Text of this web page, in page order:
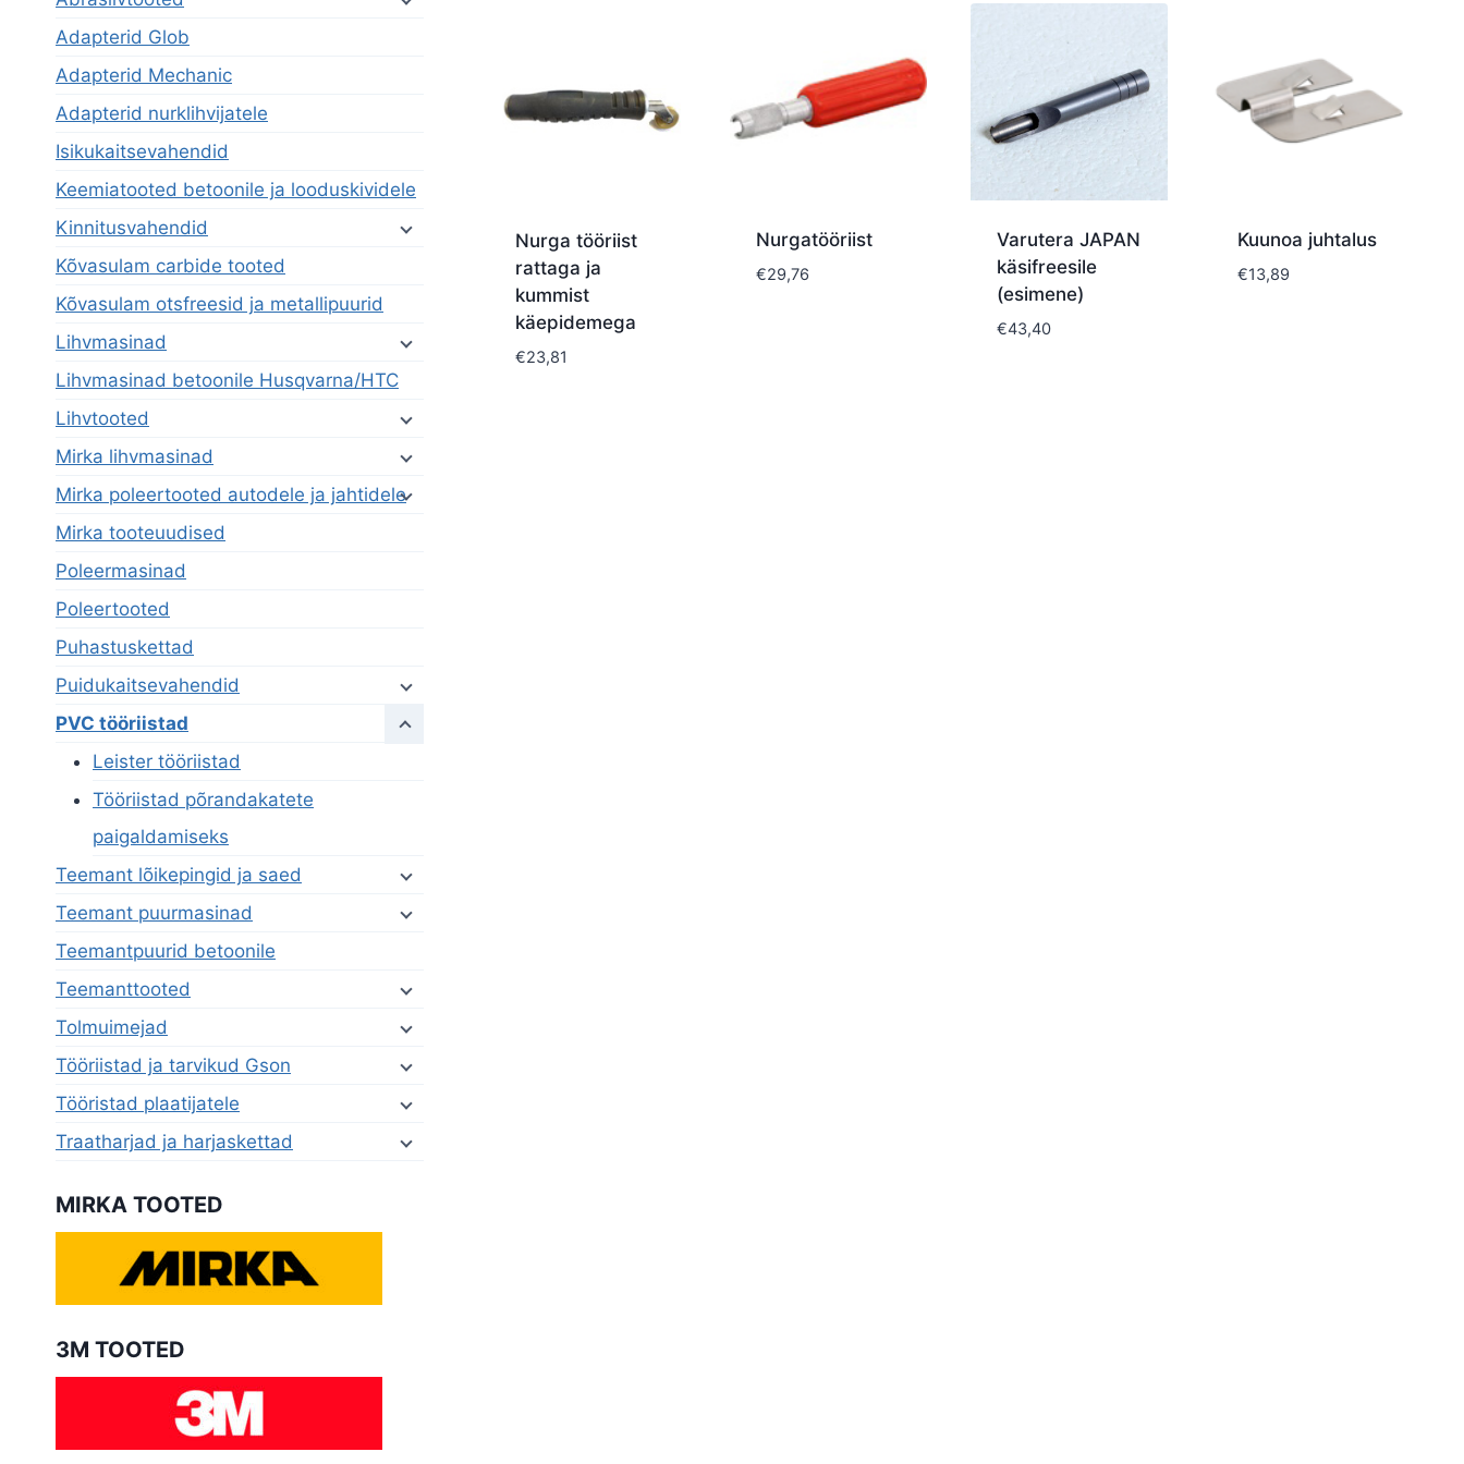
Nurga tööriist
rattaga ja
kummist
käepidemega
€23,81
Nurgatööriist
€29,76
Varutera JAPAN
käsifreesile
(esimene)
€43,40
Kuunoa juhtalus
€13,89
Adapterid Glob
Adapterid Mechanic
Adapterid nurklihvijatele
Isikukaitsevahendid
Keemiatooted betoonile ja looduskividele
Kinnitusvahendid
Kõvasulam carbide tooted
Kõvasulam otsfreesid ja metallipuurid
Lihvmasinad
Lihvmasinad betoonile Husqvarna/HTC
Lihvtooted
Mirka lihvmasinad
Mirka poleertooted autodele ja jahtidele
Mirka tooteuudised
Poleermasinad
Poleertooted
Puhastuskettad
Puidukaitsevahendid
PVC tööriistad
Leister tööriistad
Tööriistad põrandakatete
paigaldamiseks
Teemant lõikepingid ja saed
Teemant puurmasinad
Teemantpuurid betoonile
Teemanttooted
Tolmuimejad
Tööriistad ja tarvikud Gson
Tööristad plaatijatele
Traatharjad ja harjaskettad
MIRKA TOOTED
3M TOOTED